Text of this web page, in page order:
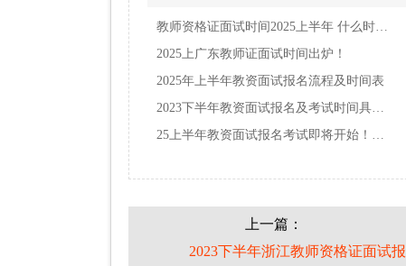
2025上广东教师证面试时间出炉！
2025年上半年教资面试报名流程及时间表
上一篇：
2023下半年浙江教师资格证面试报